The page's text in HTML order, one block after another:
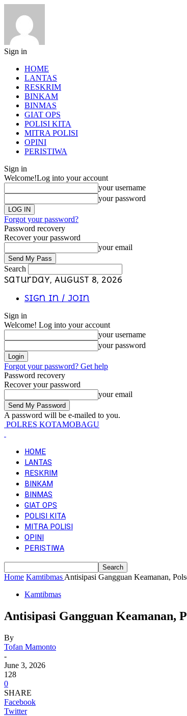
Sign in
HOME
LANTAS
RESKRIM
BINKAM
BINMAS
GIAT OPS
POLISI KITA
MITRA POLISI
OPINI
PERISTIWA
Sign in
Welcome!Log into your account
your username
your password
Forgot your password?
Password recovery
Recover your password
your email
Search
Saturday, August 8, 2026
Sign in / Join
Sign in
Welcome! Log into your account
your username
your password
Forgot your password? Get help
Password recovery
Recover your password
your email
A password will be e-mailed to you.
POLRES KOTAMOBAGU
HOME
LANTAS
RESKRIM
BINKAM
BINMAS
GIAT OPS
POLISI KITA
MITRA POLISI
OPINI
PERISTIWA
Home Kamtibmas Antisipasi Gangguan Keamanan,
Kamtibmas
Antisipasi Gangguan Keamanan,
By
Tofan Mamonto
-
June 3, 2026
128
0
SHARE
Facebook
Twitter